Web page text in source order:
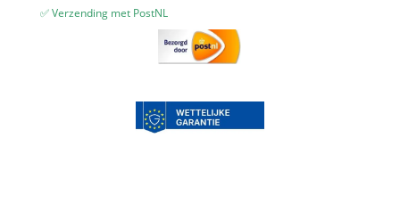
✅ Verzending met PostNL